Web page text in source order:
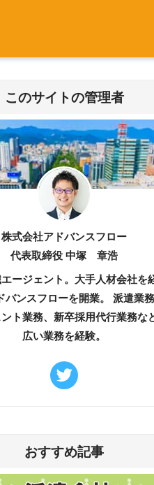
このサイトの管理者
株式会社アドバンスフロー
代表取締役 中塚 章浩
ージェント。大手人材会社を
バンスフローを開業。 派遣業
ト業務、新卒採用代行業務な
広い業務を経験。
おすすめ記事